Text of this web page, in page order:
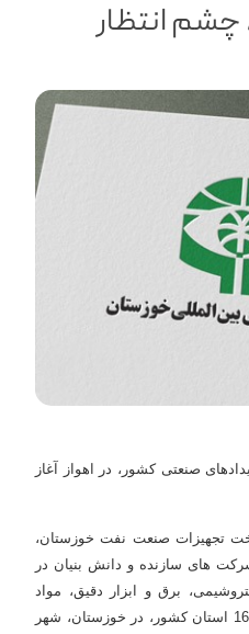
انتظار
صنعتی کشور، در اهواز آغاز
تجهیزات صنعت نفت خوزستان،
از 280 واحد از شرکت های سازنده و دانش بنیان در
برق و ابزار دقیق، مواد
شیمیایی، خدمات تخصصی و … از 16 استان کشور، در خوزستان، شهر